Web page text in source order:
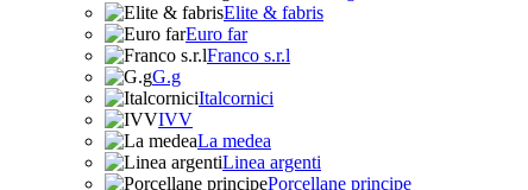
Elite & fabris
Euro far
Franco s.r.l
G.g
Italcornici
IVV
La medea
Linea argenti
Porcellane principe